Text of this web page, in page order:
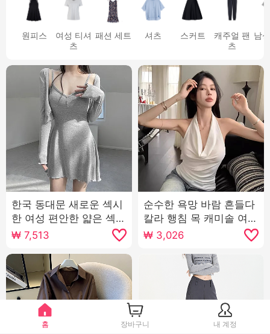
원피스
여성 티셔
츠
패션 세트 셔츠 스커트
캐주얼 팬
츠
남
한국 동대문 새로운 섹시
한 여성 편안한 얇은 섹션
자외선 차단제 작은 열림
셔츠 슬링 치마 정장 여자
₩7,513
순수한 욕망 바람 흔들다
칼라 행침 목 캐미솔 여름
핫걸 몸매 가꾸기 백리스
품격 민소매 chic 살구 색
₩ 3,026
홈 장바구니 내 계정